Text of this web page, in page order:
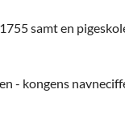
samt en
- kongens